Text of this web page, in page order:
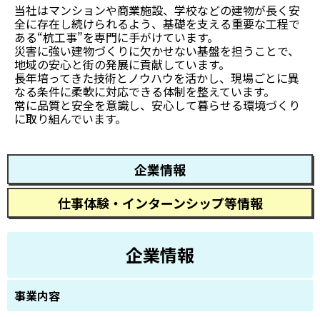
当社はマンションや商業施設、学校などの建物が長く安
全に存在し続けられるよう、基礎を支える重要な工程で
ある“杭工事”を専門に手がけています。
災害に強い建物づくりに欠かせない基盤を担うことで、
地域の安心と街の発展に貢献しています。
長年培ってきた技術とノウハウを活かし、現場ごとに異
なる条件に柔軟に対応できる体制を整えています。
常に品質と安全を意識し、安心して暮らせる環境づくり
に取り組んでいます。
企業情報
仕事体験・インターンシップ等情報
企業情報
事業内容